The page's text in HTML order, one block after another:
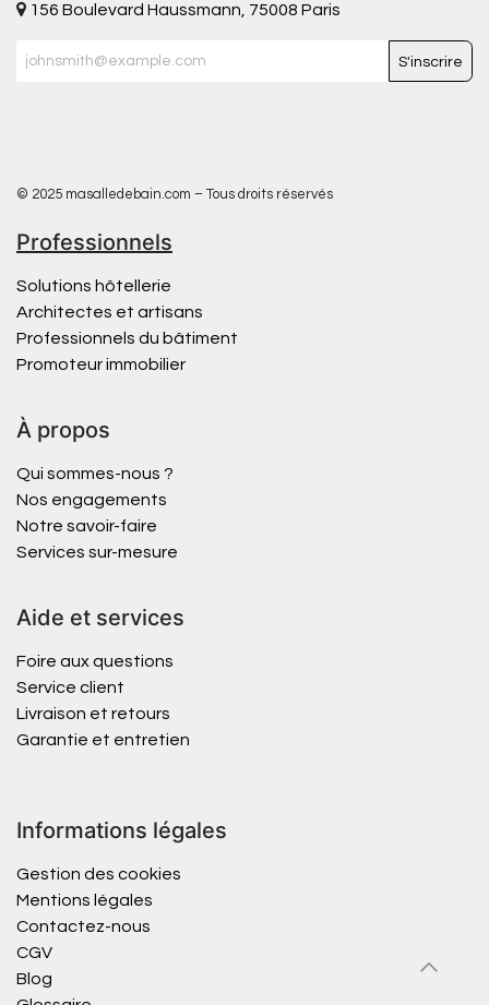
156 Boulevard Haussmann, 75008 Paris
S'inscrire
© 2025 masalledebain.com – Tous droits réservés
Professionnels
Solutions hôtellerie
Architectes et artisans
Professionnels du bâtiment
Promoteur immobilier
À propos
Qui sommes-nous ?
Nos engagements
Notre savoir-faire
Services sur-mesure
Aide et services
Foire aux questions
Service client
Livraison et retours
Garantie et entretien
Informations légales
Gestion des cookies
Mentions légales
Contactez-nous
CGV
Blog